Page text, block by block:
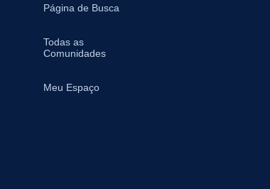
Página de Busca
Todas as
Comunidades
Meu Espaço